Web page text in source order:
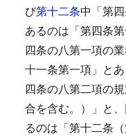
び第十二条中「第
あるのは「第四条
四条の八第一項の業
十一条第一項」と
四条の八第二項の
合を含む。）」と、
るのは「第十二条